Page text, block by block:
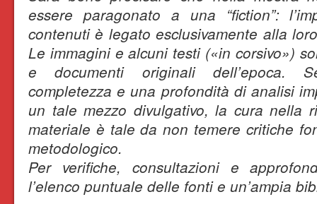
essere paragonato a una “fiction”:
contenuti è legato esclusivamente alla
Le immagini e alcuni testi («in corsivo»)
e documenti originali dell’epoca.
completezza e una profondità di analisi
un tale mezzo divulgativo, la cura nella
materiale è tale da non temere critiche
metodologico.
Per verifiche, consultazioni e
l’elenco puntuale delle fonti e un’ampia